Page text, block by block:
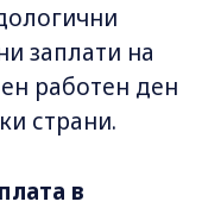
заплати на
работен ден
страни.
в